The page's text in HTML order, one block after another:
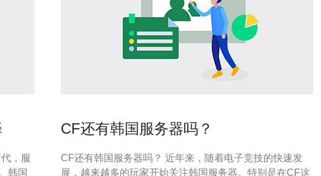
韩国
CF还有韩国服务器吗？
CF还有韩国服务器吗？ 近年来，随着电子竞技的快速发
展，越来越多的玩家开始关注韩国服务器。特别是在CF这